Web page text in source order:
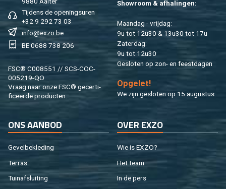
Tij­dens de ope­nings­uren
+32 9 292 73 03
info@​exzo.​be
BE 0688 738 206
FSC® C008551 // SCS-COC-
005219-QO
Vraag naar onze FSC® ge­cer­ti­
fi­ceer­de pro­duc­ten.
Show­room & af­ha­lin­gen:
Maan­dag - vrij­dag:
9u tot 12u30 & 13u30 tot 17u
Za­ter­dag:
9u tot 12u30
Ge­slo­ten op zon- en feest­da­gen
Op­ge­let!
We zijn ge­slo­ten op 15 au­gus­tus.
ONS AAN­BOD
Ge­vel­be­kle­ding
Ter­ras
Tuin­af­slui­ting
OVER EXZO
Wie is EXZO?
Het team
In de pers